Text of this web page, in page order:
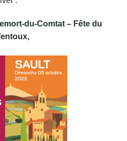
du-Comtat – Fête du